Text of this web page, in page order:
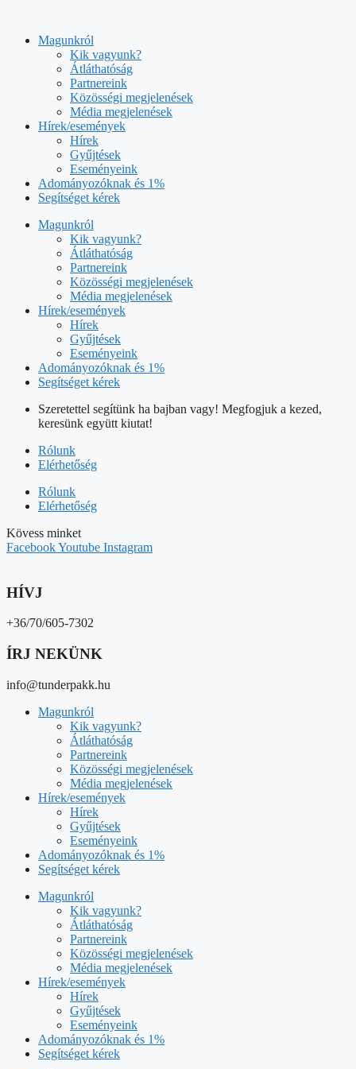
tartalombaMagunkról
Kik vagyunk?
Átláthatóság
Partnereink
Közösségi megjelenések
Média megjelenések
Hírek/események
Hírek
Gyűjtések
Eseményeink
Adományozóknak és 1%
Segítséget kérek
Magunkról
Kik vagyunk?
Átláthatóság
Partnereink
Közösségi megjelenések
Média megjelenések
Hírek/események
Hírek
Gyűjtések
Eseményeink
Adományozóknak és 1%
Segítséget kérek
Szeretettel segítünk ha bajban vagy! Megfogjuk a kezed,
keresünk együtt kiutat!
Rólunk
Elérhetőség
Rólunk
Elérhetőség
Kövess minket
FacebookYoutube Instagram
HÍVJ
+36/70/605-7302
ÍRJ NEKÜNK
info@tunderpakk.hu
Magunkról
Kik vagyunk?
Átláthatóság
Partnereink
Közösségi megjelenések
Média megjelenések
Hírek/események
Hírek
Gyűjtések
Eseményeink
Adományozóknak és 1%
Segítséget kérek
Magunkról
Kik vagyunk?
Átláthatóság
Partnereink
Közösségi megjelenések
Média megjelenések
Hírek/események
Hírek
Gyűjtések
Eseményeink
Adományozóknak és 1%
Segítséget kérek